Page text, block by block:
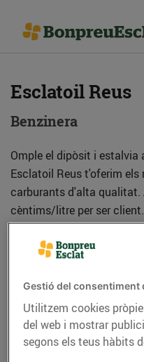
Esclatoil Reus
Benzinera
Omple el dipòsit i estalvia
Esclatoil Reus t'oferim
carburants d'alta qualitat.
cèntims/litre per ser client.
C. Argentina, 13
Telèfon
Gestió del consentiment
Utilitzem cookies
del web i mostrar
segons els teus hàbits